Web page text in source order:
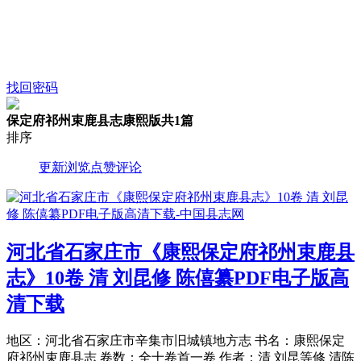
找回密码
保定府祁州束鹿县志康熙版共1篇
排序
更新浏览点赞评论
河北省石家庄市《康熙保定府祁州束鹿县
志》10卷 清 刘昆修 陈僖纂PDF电子版高
清下载
地区：河北省石家庄市辛集市旧城镇地方志 书名：康熙保定
府祁州束鹿县志 卷数：全十卷首一卷 作者：清 刘昆等修 清陈